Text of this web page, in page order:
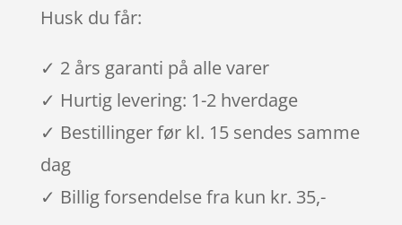
Husk du får:
✓ 2 års garanti på alle varer
✓ Hurtig levering: 1-2 hverdage
✓ Bestillinger før kl. 15 sendes samme
dag
✓ Billig forsendelse fra kun kr. 35,-